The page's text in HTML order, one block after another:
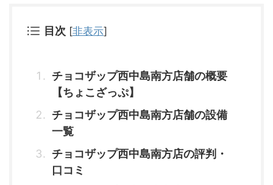
目次 [非表示]
チョコザップ西中島南方店舗の概要
【ちょこざっぷ】
チョコザップ西中島南方店舗の設備
一覧
チョコザップ西中島南方店の評判・
口コミ